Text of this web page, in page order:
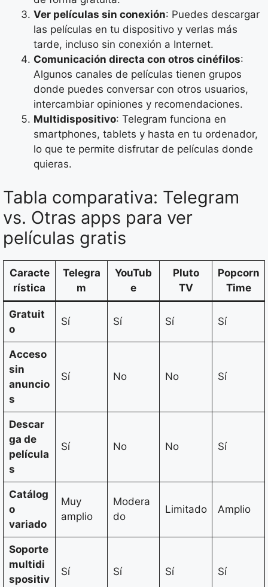
Ver películas sin conexión: Puedes descargar
las películas en tu dispositivo y verlas más
tarde, incluso sin conexión a Internet.
Comunicación directa con otros cinéfilos:
Algunos canales de películas tienen grupos
donde puedes conversar con otros usuarios,
intercambiar opiniones y recomendaciones.
Multidispositivo: Telegram funciona en
smartphones, tablets y hasta en tu ordenador,
lo que te permite disfrutar de películas donde
quieras.
Tabla comparativa: Telegram
vs. Otras apps para ver
películas gratis
Caracte
rística
Telegra
m
YouTub
e
Pluto
TV
Popcorn
Time
Gratuit
o
Sí Sí Sí Sí
Acceso
sin
anuncio
s
Sí No No Sí
Descar
ga de
película
s
Sí No No Sí
Catálog
o
variado
Muy
amplio
Modera
do
Limitado Amplio
Soporte
multidi
spositiv
Sí Sí Sí Sí